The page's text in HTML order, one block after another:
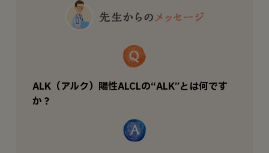
ALK（アルク）陽性ALCLの“ALK”とは何です
か？